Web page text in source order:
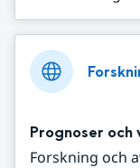
Prognoser och
Forskning och